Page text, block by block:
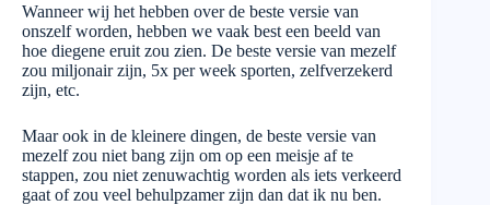
Wanneer wij het hebben over de beste versie van
onszelf worden, hebben we vaak best een beeld van
hoe diegene eruit zou zien. De beste versie van mezelf
zou miljonair zijn, 5x per week sporten, zelfverzekerd
zijn, etc.
Maar ook in de kleinere dingen, de beste versie van
mezelf zou niet bang zijn om op een meisje af te
stappen, zou niet zenuwachtig worden als iets verkeerd
gaat of zou veel behulpzamer zijn dan dat ik nu ben.